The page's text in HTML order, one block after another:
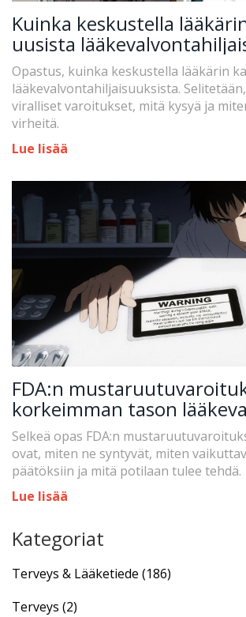
Kuinka keskustella
uusista
Opastus, kuinka keskustella lääkärin
lääkevalvontahiljaisuuksista.
viralliset varoitukset, mitä kysyä ja
virheitä.
Lue lisää
FDA:n
korkeimman tason
tarkoittavat
Selkeä opas FDA:n
ovat, miten ne syntyvät, miten
päätöksiin ja mitä potilaan tulee tehdä.
Lue lisää
Kategoriat
Terveys & Lääketiede (186)
Terveys (2)